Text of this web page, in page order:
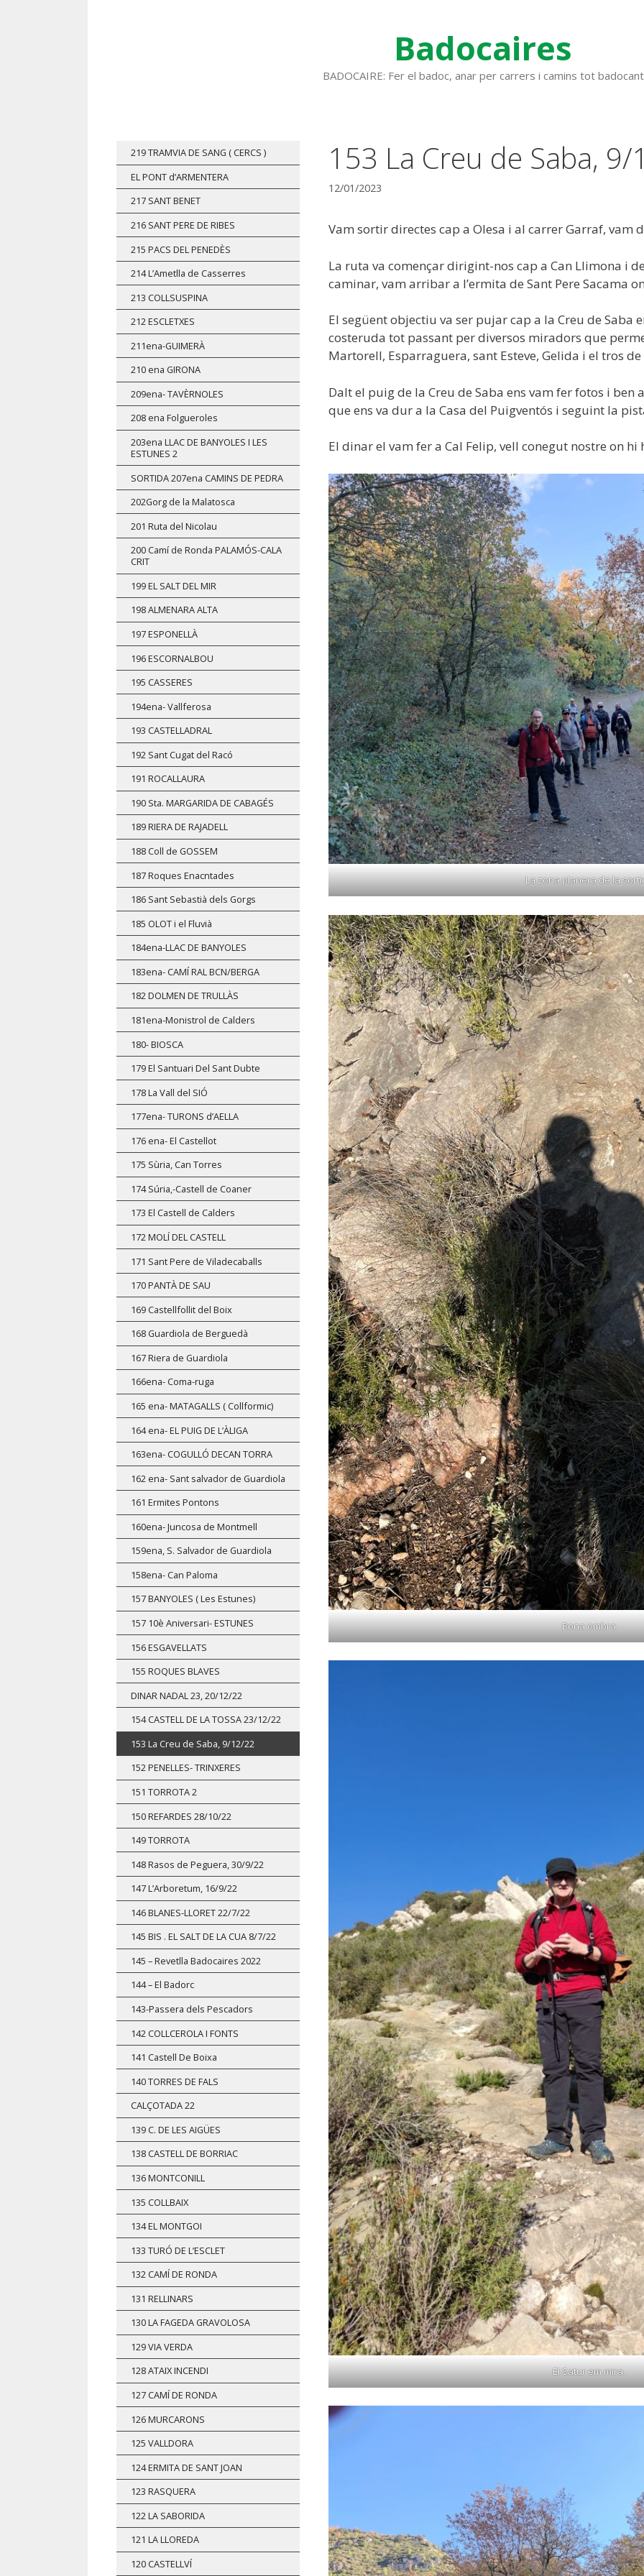
Badocaires
BADOCAIRE: Fer el badoc, anar per carrers i camins tot badocant
153 La Creu de Saba,
12/01/2023
Vam sortir directes cap a Olesa i al carrer Garraf, vam
La ruta va començar dirigint-nos cap a Can Llimona i
caminar, vam arribar a l’ermita de Sant Pere Sacama
El següent objectiu va ser pujar cap a la Creu de
costeruda tot passant per diversos miradors que
Martorell, Esparraguera, sant Esteve, Gelida i el tros
Dalt el puig de la Creu de Saba ens vam fer fotos i ben
que ens va dur a la Casa del Puigventós i seguint la
El dinar el vam fer a Cal Felip, vell conegut nostre on
La zona planera de la
Bona ombra
El Satur em mira.
219 TRAMVIA DE SANG ( CERCS )
EL PONT d’ARMENTERA
217 SANT BENET
216 SANT PERE DE RIBES
215 PACS DEL PENEDÈS
214 L’Ametlla de Casserres
213 COLLSUSPINA
212 ESCLETXES
211ena-GUIMERÀ
210 ena GIRONA
209ena- TAVÈRNOLES
208 ena Folgueroles
203ena LLAC DE BANYOLES I LES
ESTUNES 2
SORTIDA 207ena CAMINS DE PEDRA
202Gorg de la Malatosca
201 Ruta del Nicolau
200 Camí de Ronda PALAMÓS-CALA
CRIT
199 EL SALT DEL MIR
198 ALMENARA ALTA
197 ESPONELLÀ
196 ESCORNALBOU
195 CASSERES
194ena- Vallferosa
193 CASTELLADRAL
192 Sant Cugat del Racó
191 ROCALLAURA
190 Sta. MARGARIDA DE CABAGÉS
189 RIERA DE RAJADELL
188 Coll de GOSSEM
187 Roques Enacntades
186 Sant Sebastià dels Gorgs
185 OLOT i el Fluvià
184ena-LLAC DE BANYOLES
183ena- CAMÍ RAL BCN/BERGA
182 DOLMEN DE TRULLÀS
181ena-Monistrol de Calders
180- BIOSCA
179 El Santuari Del Sant Dubte
178 La Vall del SIÓ
177ena- TURONS d’AELLA
176 ena- El Castellot
175 Sùria, Can Torres
174 Súria,-Castell de Coaner
173 El Castell de Calders
172 MOLÍ DEL CASTELL
171 Sant Pere de Viladecaballs
170 PANTÀ DE SAU
169 Castellfollit del Boix
168 Guardiola de Berguedà
167 Riera de Guardiola
166ena- Coma-ruga
165 ena- MATAGALLS ( Collformic)
164 ena- EL PUIG DE L’ÀLIGA
163ena- COGULLÓ DECAN TORRA
162 ena- Sant salvador de Guardiola
161 Ermites Pontons
160ena- Juncosa de Montmell
159ena, S. Salvador de Guardiola
158ena- Can Paloma
157 BANYOLES ( Les Estunes)
157 10è Aniversari- ESTUNES
156 ESGAVELLATS
155 ROQUES BLAVES
DINAR NADAL 23, 20/12/22
154 CASTELL DE LA TOSSA 23/12/22
153 La Creu de Saba, 9/12/22
152 PENELLES- TRINXERES
151 TORROTA 2
150 REFARDES 28/10/22
149 TORROTA
148 Rasos de Peguera, 30/9/22
147 L’Arboretum, 16/9/22
146 BLANES-LLORET 22/7/22
145 BIS . EL SALT DE LA CUA 8/7/22
145 – Revetlla Badocaires 2022
144 – El Badorc
143-Passera dels Pescadors
142 COLLCEROLA I FONTS
141 Castell De Boixa
140 TORRES DE FALS
CALÇOTADA 22
139 C. DE LES AIGÜES
138 CASTELL DE BORRIAC
136 MONTCONILL
135 COLLBAIX
134 EL MONTGOI
133 TURÓ DE L’ESCLET
132 CAMÍ DE RONDA
131 RELLINARS
130 LA FAGEDA GRAVOLOSA
129 VIA VERDA
128 ATAIX INCENDI
127 CAMÍ DE RONDA
126 MURCARONS
125 VALLDORA
124 ERMITA DE SANT JOAN
123 RASQUERA
122 LA SABORIDA
121 LA LLOREDA
120 CASTELLVÍ